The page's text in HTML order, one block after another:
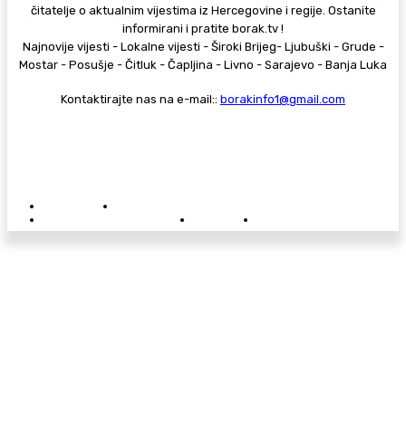
čitatelje o aktualnim vijestima iz Hercegovine i regije. Ostanite
informirani i pratite borak.tv !
Najnovije vijesti - Lokalne vijesti - Široki Brijeg- Ljubuški - Grude -
Mostar - Posušje - Čitluk - Čapljina - Livno - Sarajevo - Banja Luka
Kontaktirajte nas na e-mail:: borakinfo1@gmail.com